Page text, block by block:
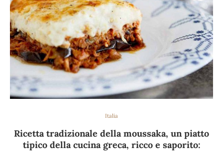
Italia
Ricetta tradizionale della moussaka, un piatto
tipico della cucina greca, ricco e saporito: